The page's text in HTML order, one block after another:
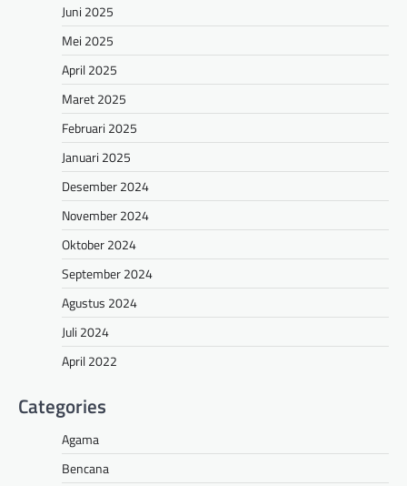
Juni 2025
Mei 2025
April 2025
Maret 2025
Februari 2025
Januari 2025
Desember 2024
November 2024
Oktober 2024
September 2024
Agustus 2024
Juli 2024
April 2022
Categories
Agama
Bencana